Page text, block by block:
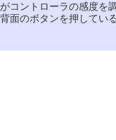
がコントローラの感度を
背面のボタンを押してい